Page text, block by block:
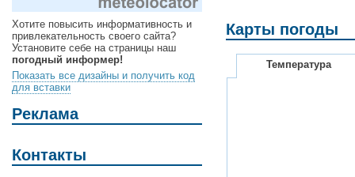
Хотите повысить информативность и
привлекательность своего сайта?
Установите себе на страницы наш
погодный информер!
Показать все дизайны и получить код
для вставки
Реклама
Контакты
Карты погоды
Температура